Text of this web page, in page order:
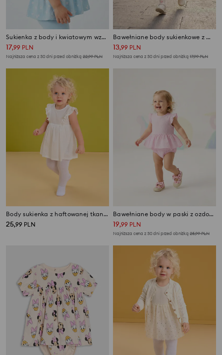
Sukienka z body i kwiatowym wzorem z falbankami
17,99 PLN
Najniższa cena z 30 dni przed obniżką 22,99PLN
Bawełniane body sukienkowe z motywem cytryn
13,99 PLN
Najniższa cena z 30 dni przed obniżką 17,99PLN
Body sukienka z haftowanej tkaniny
25,99 PLN
Bawełniane body w paski z ozdobnymi falbankami
19,99 PLN
Najniższa cena z 30 dni przed obniżką 25,99PLN